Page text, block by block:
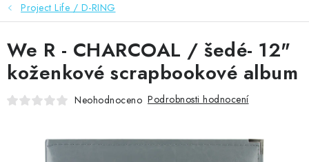
HURÁ DÍLNA
VŠECHNO ZBOŽÍ
KNIHAŘSKÝ MATERIÁL
OBLÍBENÉ ♥️
Project Life / D-RING
We R - CHARCOAL / šedé- 12"
koženkové scrapbookové album
Neohodnoceno Podrobnosti hodnocení